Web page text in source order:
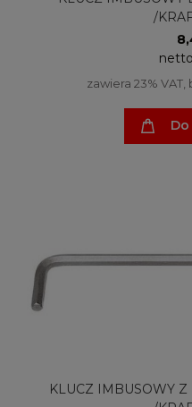
/
zawiera 23%
KLUCZ IMBUSOWY Z